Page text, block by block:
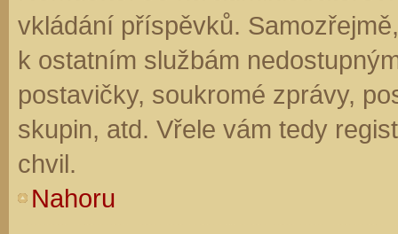
vkládání příspěvků.
k ostatním službám
postavičky, soukromé zprávy,
skupin, atd. Vřele vám tedy
chvil.
Nahoru